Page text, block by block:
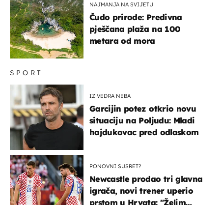
SPORT
IZ VEDRA NEBA
Garcijin potez otkrio novu
situaciju na Poljudu: Mladi
hajdukovac pred odlaskom
PONOVNI SUSRET?
Newcastle prodao tri glavna
igrača, novi trener uperio
prstom u Hrvata: "Želim
NAJMANJA NA SVIJETU
Čudo prirode: Predivna
pješčana plaža na 100
metara od mora